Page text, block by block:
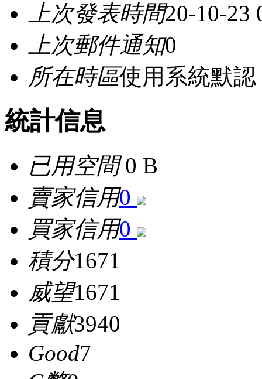
上次發表時間20-10-23
上次郵件通知0
所在時區使用系統默認
統計信息
已用空間0 B
賣家信用0
買家信用0
積分1671
威望1671
貢獻3940
Good7